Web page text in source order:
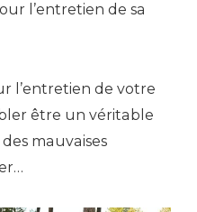
l’entretien de sa
l’entretien de votre
être un véritable
mauvaises